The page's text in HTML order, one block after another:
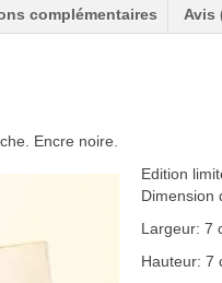
complémentaires Avis
Encre noire.
Edition
Dimension
Largeur: 7
Hauteur: 7